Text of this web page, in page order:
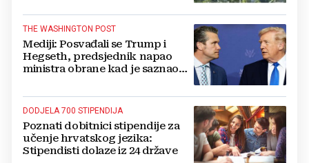
THE WASHINGTON POST
Mediji: Posvađali se Trump i
Hegseth, predsjednik napao
ministra obrane kad je saznao
DODJELA 700 STIPENDIJA
Poznati dobitnici stipendije za
učenje hrvatskog jezika:
Stipendisti dolaze iz 24 države